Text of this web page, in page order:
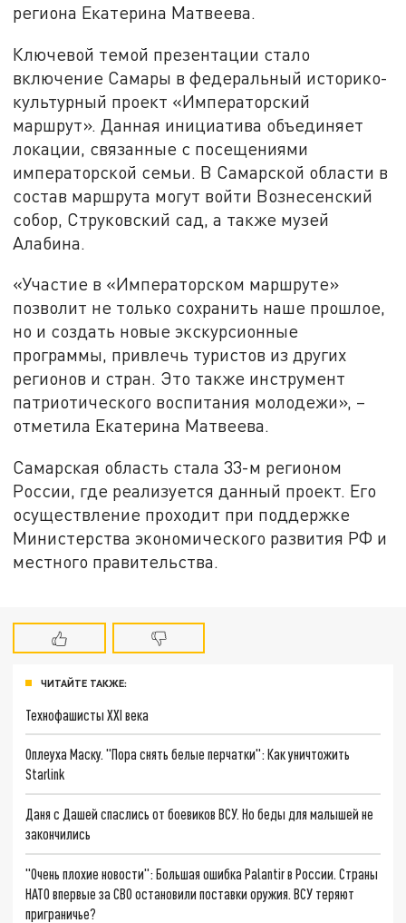
региона Екатерина Матвеева.
Ключевой темой презентации стало
включение Самары в федеральный историко-
культурный проект «Императорский
маршрут». Данная инициатива объединяет
локации, связанные с посещениями
императорской семьи. В Самарской области в
состав маршрута могут войти Вознесенский
собор, Струковский сад, а также музей
Алабина.
«Участие в «Императорском маршруте»
позволит не только сохранить наше прошлое,
но и создать новые экскурсионные
программы, привлечь туристов из других
регионов и стран. Это также инструмент
патриотического воспитания молодежи», –
отметила Екатерина Матвеева.
Самарская область стала 33-м регионом
России, где реализуется данный проект. Его
осуществление проходит при поддержке
Министерства экономического развития РФ и
местного правительства.
ЧИТАЙТЕ ТАКЖЕ:
Технофашисты XXI века
Оплеуха Маску. "Пора снять белые перчатки": Как уничтожить
Starlink
Даня с Дашей спаслись от боевиков ВСУ. Но беды для малышей не
закончились
"Очень плохие новости": Большая ошибка Palantir в России. Страны
НАТО впервые за СВО остановили поставки оружия. ВСУ теряют
приграничье?